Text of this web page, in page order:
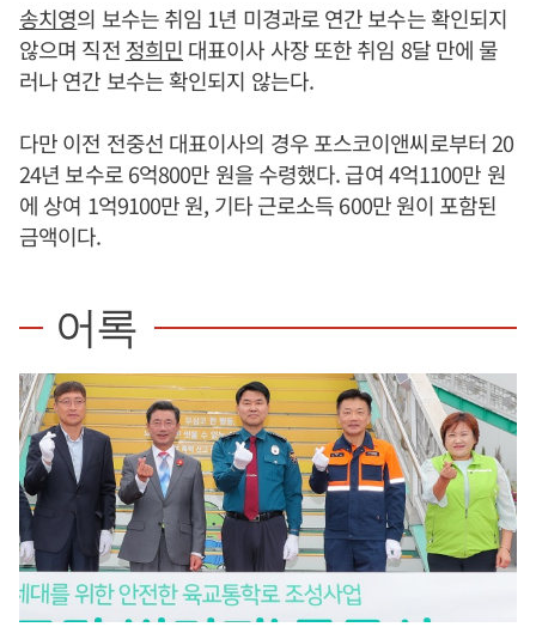
송치영의 보수는 취임 1년 미경과로 연간 보수는 확인되지
않으며 직전 정희민 대표이사 사장 또한 취임 8달 만에 물
러나 연간 보수는 확인되지 않는다.
다만 이전 전중선 대표이사의 경우 포스코이앤씨로부터 20
24년 보수로 6억800만 원을 수령했다. 급여 4억1100만 원
에 상여 1억9100만 원, 기타 근로소득 600만 원이 포함된
금액이다.
어록